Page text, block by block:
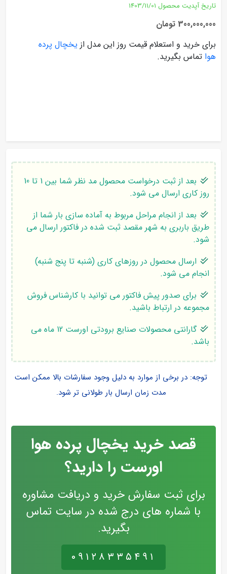
تاریخ آپدیت محصول 1403/11/01
300,000,000 تومان
برای خرید و استعلام قیمت روز این مدل از یخچال پرده
هوا تماس بگیرید.
بعد از ثبت درخواست محصول مد نظر شما بین 1 تا 10
روز کاری ارسال می شود.
بعد از انجام مراحل مربوط به آماده سازی بار شما از
طریق باربری به شهر مقصد ثبت شده در فاکتور ارسال می
شود.
ارسال محصول در روزهای کاری (شنبه تا پنج شنبه)
انجام می شود.
برای صدور پیش فاکتور می توانید با کارشناس فروش
مجموعه در ارتباط باشید.
گارانتی محصولات صنایع برودتی اورست 12 ماه می
باشد.
توجه: در برخی از موارد به دلیل وجود سفارشات بالا ممکن است
مدت زمان ارسال بار طولانی تر شود.
قصد خرید یخچال پرده هوا
اورست را دارید؟
برای ثبت سفارش خرید و دریافت مشاوره
با شماره های درج شده در سایت تماس
بگیرید.
۰۹۱۲۸۳۳۵۴۹۱